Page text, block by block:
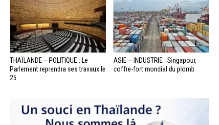
THAÏLANDE – POLITIQUE : Le
Parlement reprendra ses travaux le
25...
ASIE – INDUSTRIE : Singapour,
coffre-fort mondial du plomb